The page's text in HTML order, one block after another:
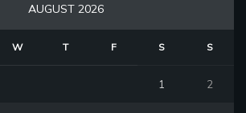
AUGUST 2026
W T F S S
1 2